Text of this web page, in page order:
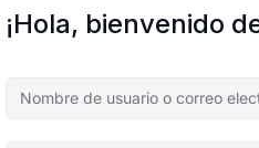
¡Hola, bienvenido